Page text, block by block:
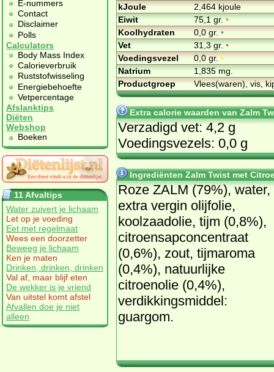
E-nummers
Contact
Disclaimer
Polls
Calculators
Body Mass Index
Calorieverbruik
Ruststofwisseling
Energiebehoefte
Vetpercentage
Afslanktips
Diëten
Webshop
Boeken
11 Afvaltips
Water zuivert je lichaam
Let op je voeding
Eet met regelmaat
Wees een doorzetter
Beweeg je lichaam
Ken je maten
Drinken, drinken, drinken
Val af, maar blijf eten
De wekker is je vriend
Van uitstel komt afstel
Afvallen doe je niet
alleen
kJoule
2,464 kjoule
Eiwit
75,1 gr.•
Koolhydraten
0,0 gr.•
Vet
31,3 gr.•
Voedingsvezel
0,0 gr.•
Natrium
1,835 mg.
Productgroep
Vlees(waren), vis,
Extra calorie waarden van Zalm
Verzadigd vet: 4,2 g
Voedingsvezels: 0,0 g
Ingrediënten Zalm Twist met
Roze ZALM (79%), water,
extra vergin olijfolie,
koolzaadolie, tijm (0,8%),
citroensapconcentraat
(0,6%), zout, tijmaroma
(0,4%), natuurlijke
citroenolie (0,4%),
verdikkingsmiddel:
guargom.